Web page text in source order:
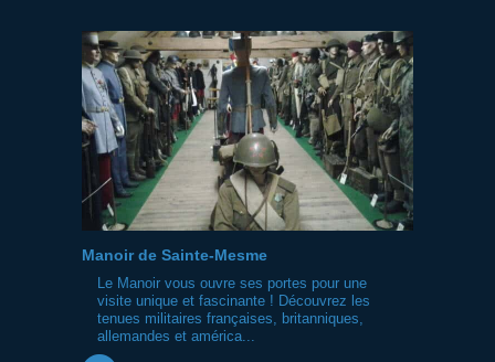
Manoir de Sainte-Mesme
Le Manoir vous ouvre ses portes pour une
visite unique et fascinante ! Découvrez les
tenues militaires françaises, britanniques,
allemandes et américa...